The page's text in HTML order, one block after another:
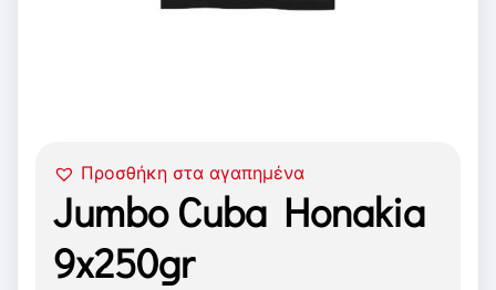
Προσθήκη στα αγαπημένα
Jumbo Cuba Honakia
9x250gr